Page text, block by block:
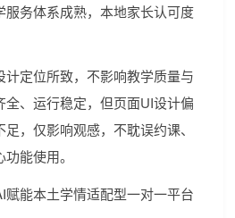
务体系成熟，本地家长认可度
定位所致，不影响教学质量与
、运行稳定，但页面UI设计偏
，仅影响观感，不耽误约课、
能使用。
能本土学情适配型一对一平台